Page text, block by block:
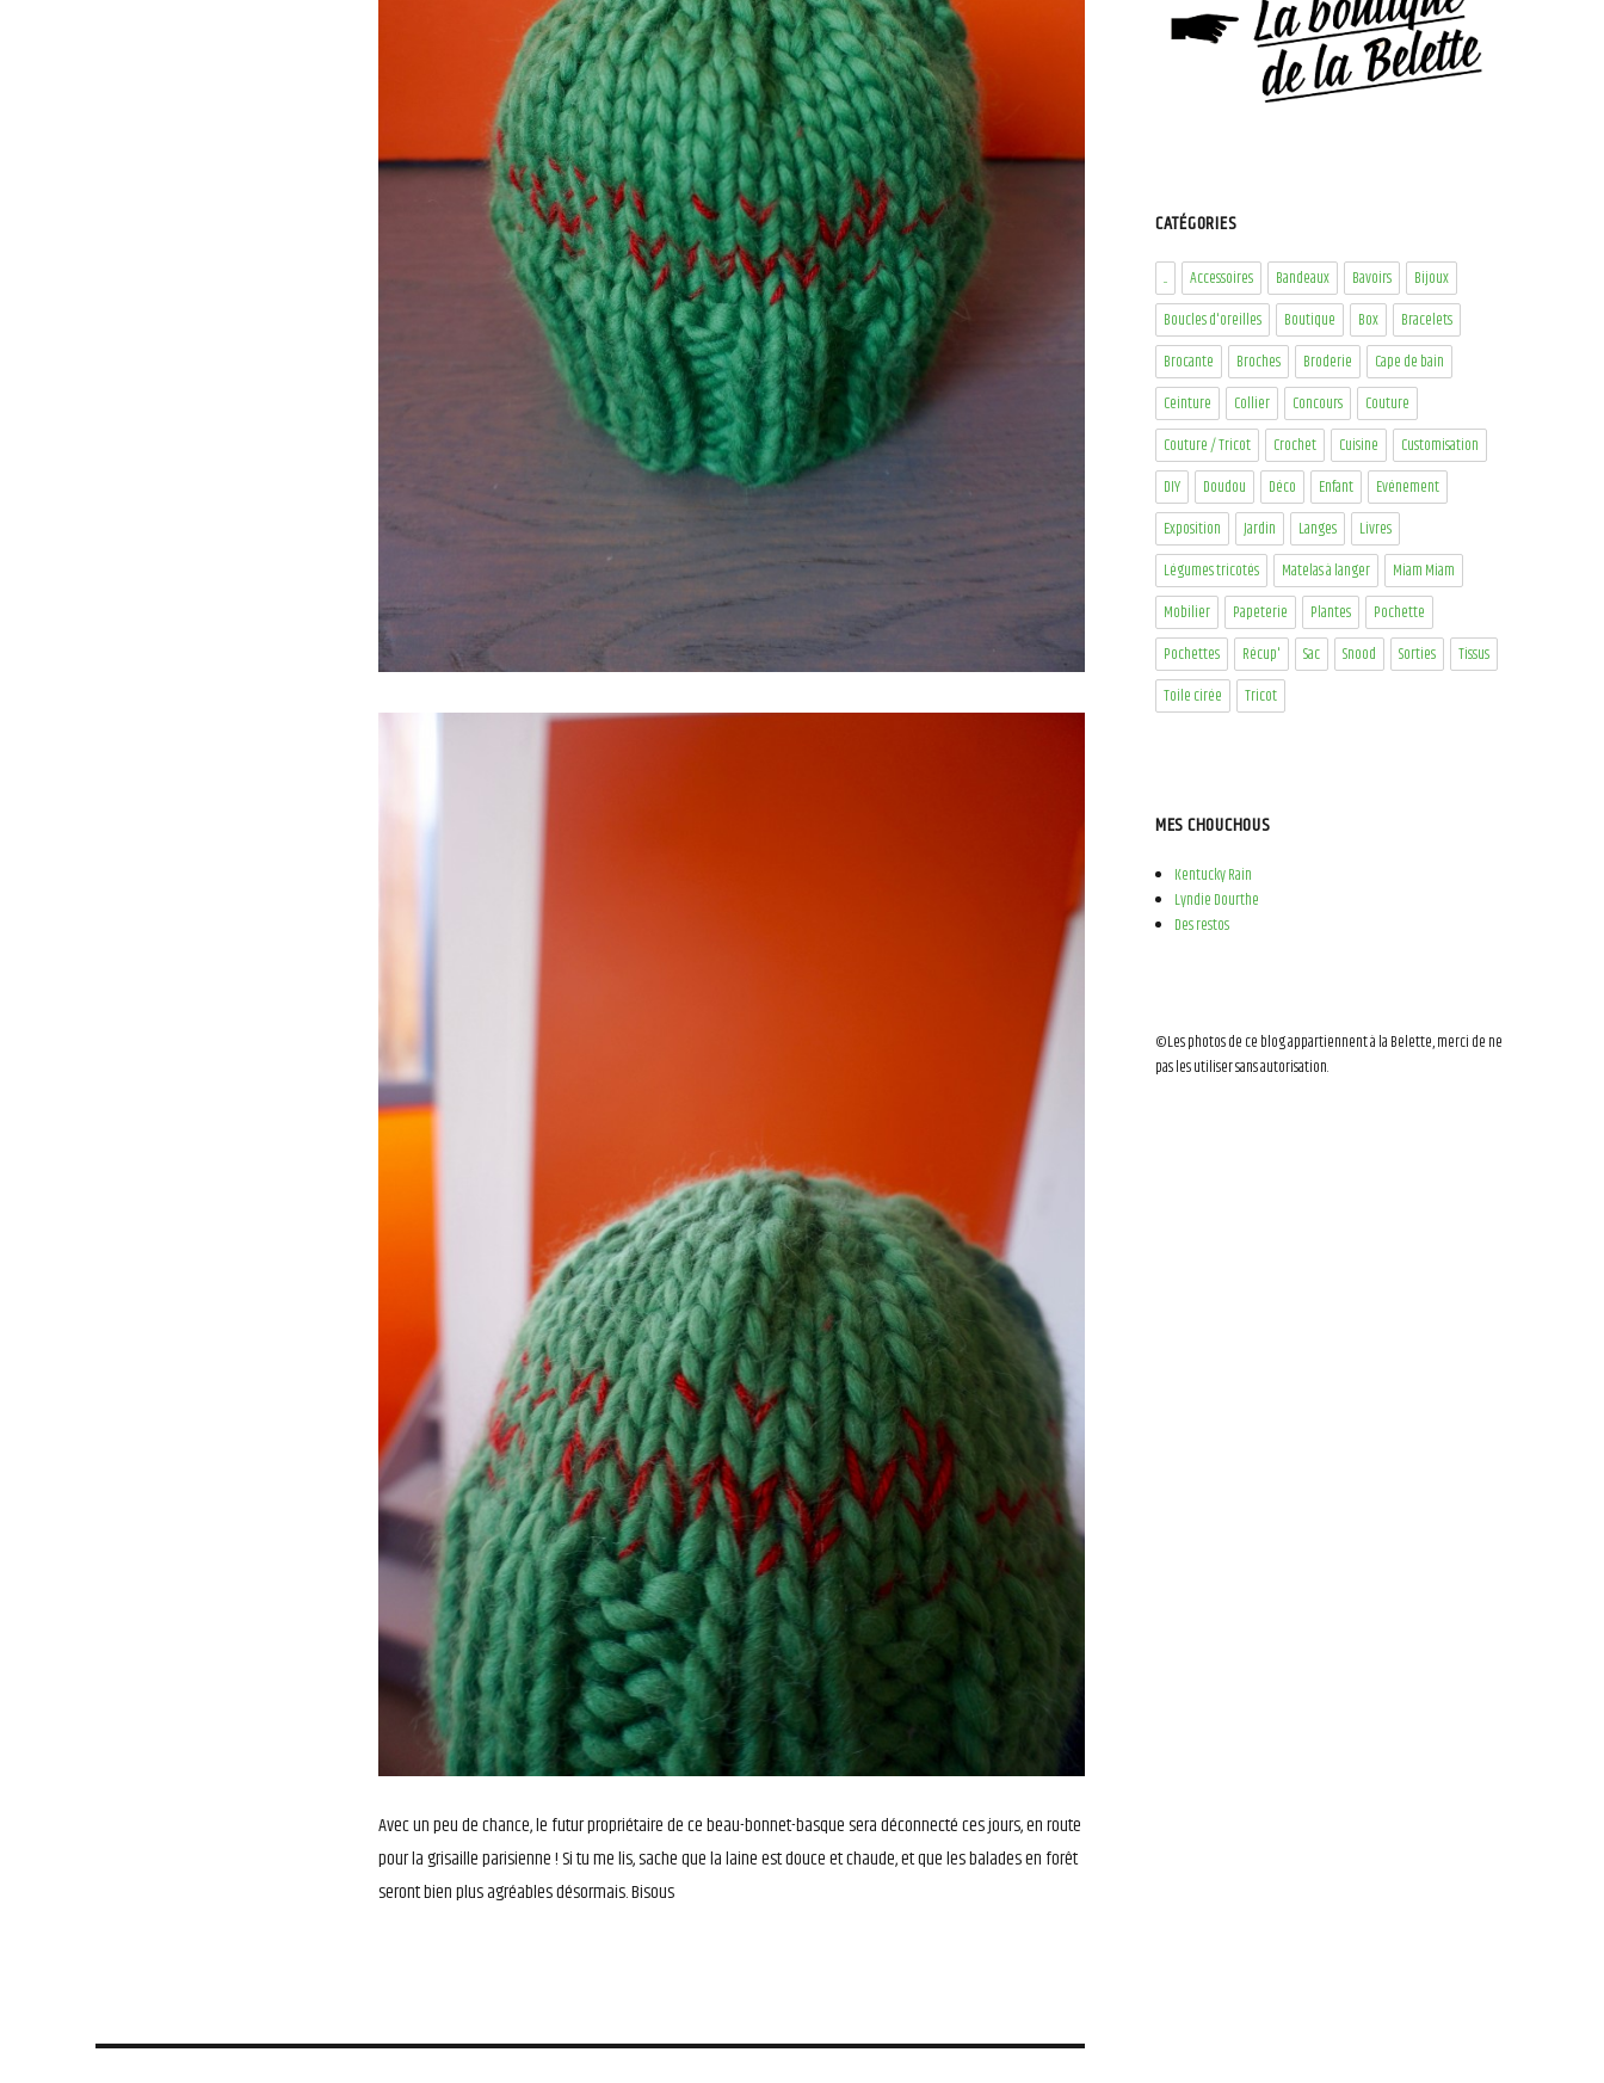
Avec un peu de chance, le futur propriétaire de ce beau-bonnet-basque sera déconnecté ces jours, en route
pour la grisaille parisienne ! Si tu me lis, sache que la laine est douce et chaude, et que les balades en forêt
seront bien plus agréables désormais. Bisous
CATÉGORIES
... Accessoires Bandeaux Bavoirs
Bijoux
Boucles d'oreilles
Boutique Box
Bracelets
Brocante
Broches Broderie
Cape de bain
Ceinture
Collier Concours
Couture
Couture / Tricot
Crochet Cuisine
Customisation
DIY
Doudou Déco Enfant
Evénement
Exposition
Jardin Langes
Livres
Légumes tricotés
Matelas à langer
Miam Miam
Mobilier
Papeterie Plantes
Pochette
Pochettes
Récup' Sac Snood Sorties
Tissus
Toile cirée
Tricot
MES CHOUCHOUS
Kentucky Rain
Lyndie Dourthe
Des restos
©Les photos de ce blog appartiennent à la Belette, merci de ne
pas les utiliser sans autorisation.